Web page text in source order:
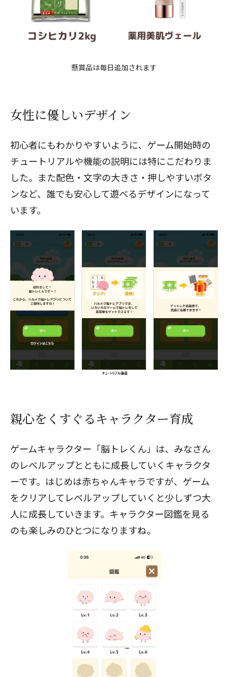
懸賞品は毎日追加されます
女性に優しいデザイン
初心者にもわかりやすいように、ゲーム開始時の
チュートリアルや機能の説明には特にこだわりま
した。また配色・文字の大きさ・押しやすいボタ
ンなど、誰でも安心して遊べるデザインになって
います。
親心をくすぐるキャラクター育成
ゲームキャラクター「脳トレくん」は、みなさん
のレベルアップとともに成長していくキャラクタ
ーです。はじめは赤ちゃんキャラですが、ゲーム
をクリアしてレベルアップしていくと少しずつ大
人に成長していきます。キャラクター図鑑を見る
のも楽しみのひとつになりますね。